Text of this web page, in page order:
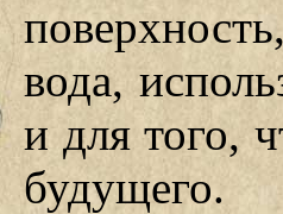
вода,
и для того,